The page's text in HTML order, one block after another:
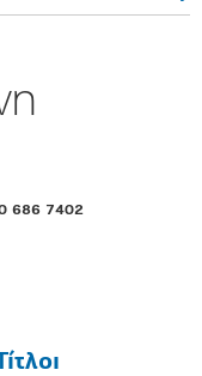
686 7402